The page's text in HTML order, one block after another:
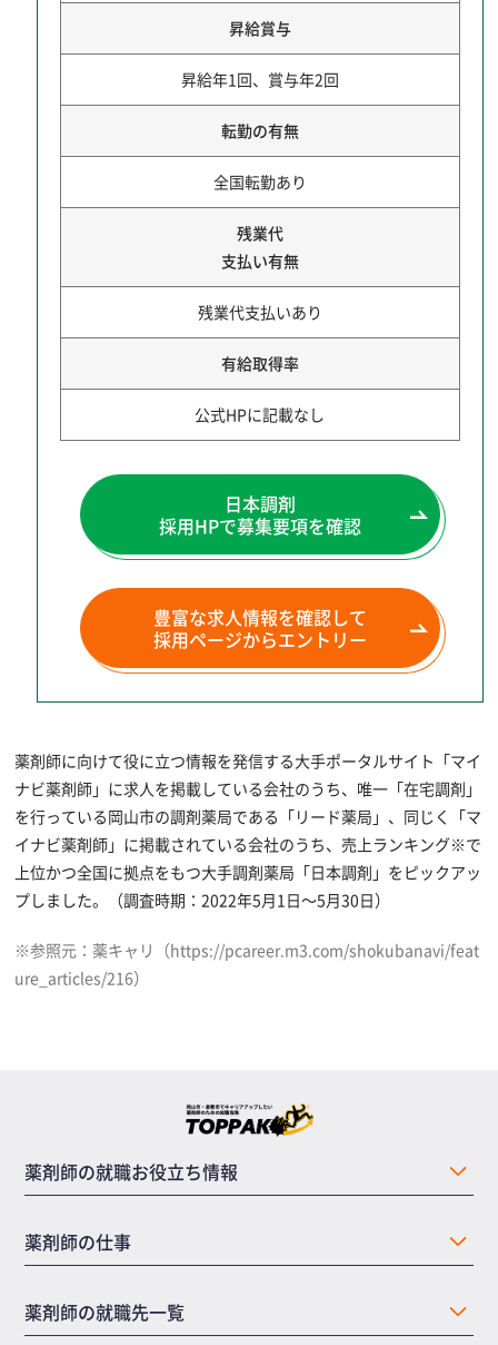
昇給賞与
昇給年1回、賞与年2回
転勤の有無
全国転勤あり
残業代
支払い有無
残業代支払いあり
有給取得率
公式HPに記載なし
日本調剤
採用HPで募集要項を確認
豊富な求人情報を確認して
採用ページからエントリー
薬剤師に向けて役に立つ情報を発信する大手ポータルサイト「マイ
ナビ薬剤師」に求人を掲載している会社のうち、唯一「在宅調剤」
を行っている岡山市の調剤薬局である「リード薬局」、同じく「マ
イナビ薬剤師」に掲載されている会社のうち、売上ランキング※で
上位かつ全国に拠点をもつ大手調剤薬局「日本調剤」をピックアッ
プしました。（調査時期：2022年5月1日～5月30日）
※参照元：薬キャリ（https://pcareer.m3.com/shokubanavi/feat
ure_articles/216）
薬剤師の就職お役立ち情報
薬剤師の仕事
薬剤師の就職先一覧